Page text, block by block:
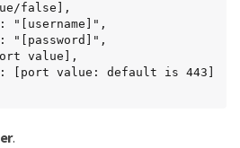
false],
"[username]",
"[password]",
value],
[port value: default is 443]
.